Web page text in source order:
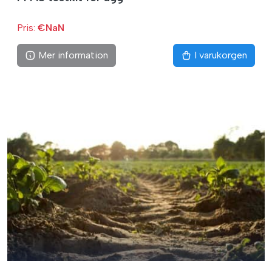
Pris: €NaN
Mer information I varukorgen